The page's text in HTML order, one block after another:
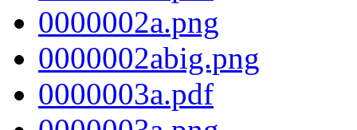
0000002a.png
0000002abig.png
0000003a.pdf